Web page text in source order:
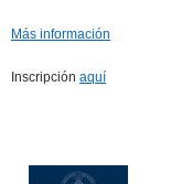
Más información
Inscripciónaquí